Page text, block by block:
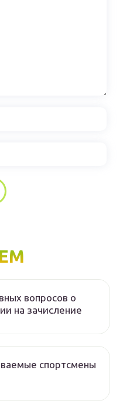
вопросов о
на зачисление
спортсмены